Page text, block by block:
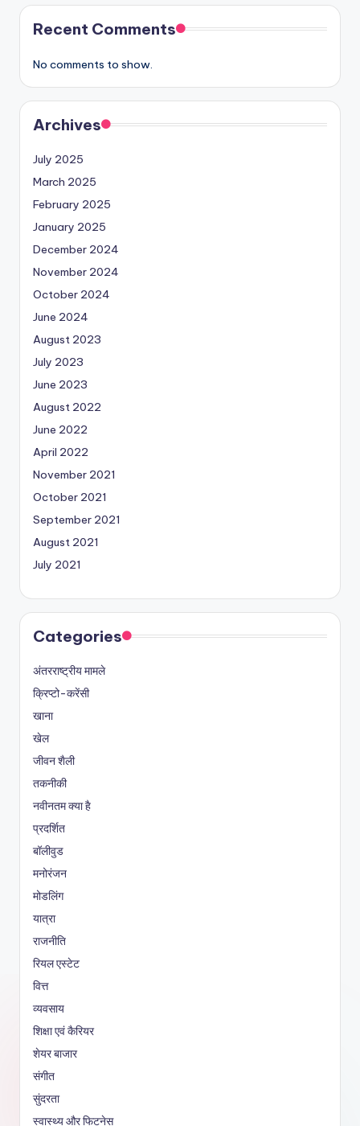
Recent Comments
No comments to show.
Archives
July 2025
March 2025
February 2025
January 2025
December 2024
November 2024
October 2024
June 2024
August 2023
July 2023
June 2023
August 2022
June 2022
April 2022
November 2021
October 2021
September 2021
August 2021
July 2021
Categories
अंतरराष्ट्रीय मामले
क्रिप्टो-करेंसी
खाना
खेल
जीवन शैली
तकनीकी
नवीनतम क्या है
प्रदर्शित
बॉलीवुड
मनोरंजन
मोडलिंग
यात्रा
राजनीति
रियल एस्टेट
वित्त
व्यवसाय
शिक्षा एवं कैरियर
शेयर बाजार
संगीत
सुंदरता
स्वास्थ्य और फिटनेस